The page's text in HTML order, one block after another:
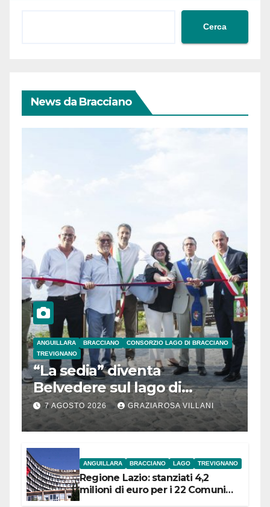
Cerca
News da Bracciano
ANGUILLARA BRACCIANO
CONSORZIO LAGO DI BRACCIANO
TREVIGNANO
“La sedia” diventa
Belvedere sul lago di
Bracciano: ieri
l’inaugurazione
7 AGOSTO 2026 GRAZIAROSA VILLANI
ANGUILLARA BRACCIANO LAGO TREVIGNANO
Regione Lazio: stanziati 4,2
milioni di euro per i 22 Comuni